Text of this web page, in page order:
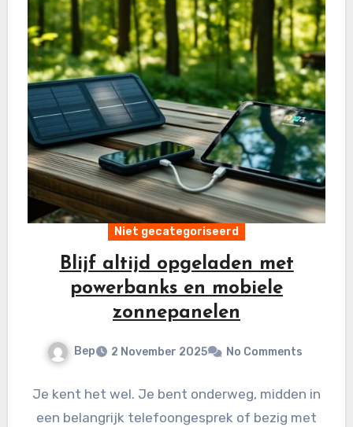
Niet gecategoriseerd
Blijf altijd opgeladen met
powerbanks en mobiele
zonnepanelen
Bep 2 November 2025 No Comments
Je kent het wel. Je bent onderweg, midden in
een belangrijk telefoongesprek of bezig met